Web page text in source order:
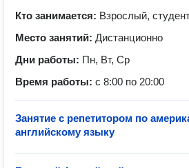
Кто занимается: Взрослый,
Место занятий: Дистанционно
Дни работы: Пн, Вт, Ср
Время работы: с 8:00 по 20:00
Занятие с репетитором по
английскому языку